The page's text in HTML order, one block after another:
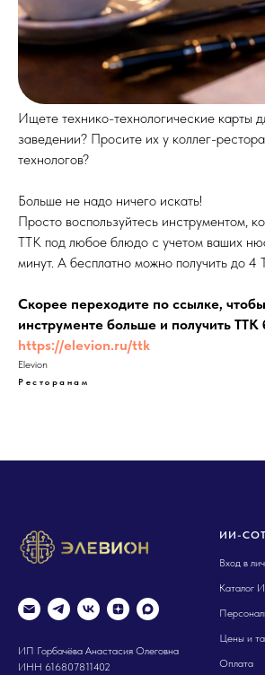
Ищете технико-технологические карты
заведении? Просите их у коллег-
технологов?
Больше не надо ничего искать!
Просто воспользуйтесь инструментом,
ТТК под любое блюдо с учетом ваших
минут. А бесплатно можно получить до 4
Скорее переходите по ссылке,
инструменте больше и получить ТТК
https://elevion.ru/ttk
Elevion
Ресторанам
ИП Горбачёва Анастасия Олеговна
ИНН 616807811402
ИИ-
Вход в
Каталог
Цены и
Оплата